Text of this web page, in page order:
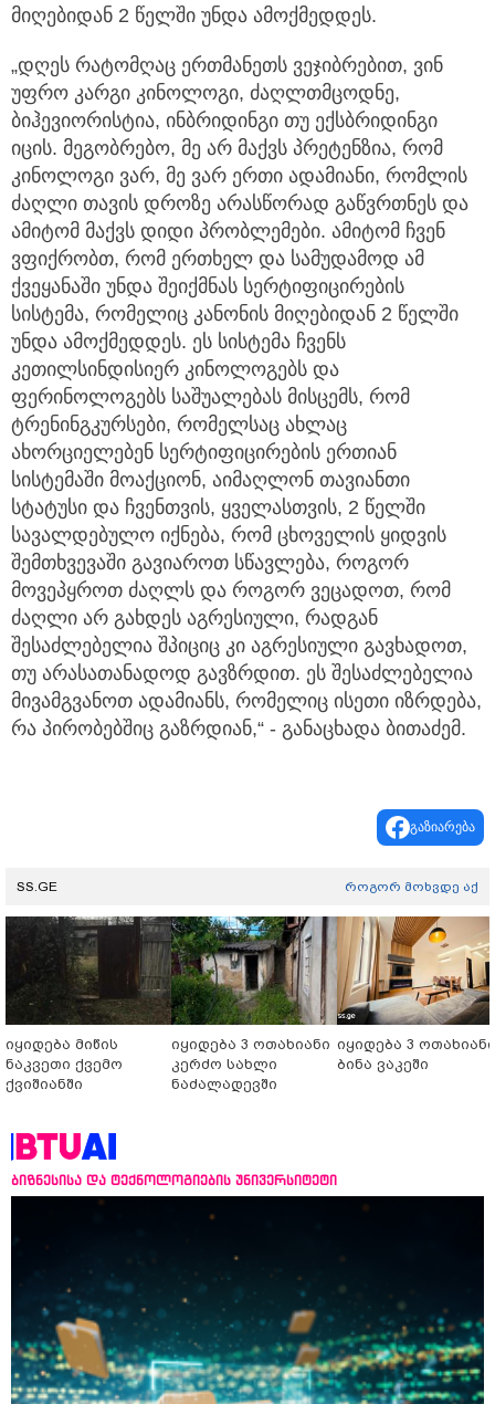
მიღებიდან 2 წელში უნდა ამოქმედდეს.
„დღეს რატომღაც ერთმანეთს ვეჯიბრებით, ვინ
უფრო კარგი კინოლოგი, ძაღლთმცოდნე,
ბიჰევიორისტია, ინბრიდინგი თუ ექსბრიდინგი
იცის. მეგობრებო, მე არ მაქვს პრეტენზია, რომ
კინოლოგი ვარ, მე ვარ ერთი ადამიანი, რომლის
ძაღლი თავის დროზე არასწორად გაწვრთნეს და
ამიტომ მაქვს დიდი პრობლემები. ამიტომ ჩვენ
ვფიქრობთ, რომ ერთხელ და სამუდამოდ ამ
ქვეყანაში უნდა შეიქმნას სერტიფიცირების
სისტემა, რომელიც კანონის მიღებიდან 2 წელში
უნდა ამოქმედდეს. ეს სისტემა ჩვენს
კეთილსინდისიერ კინოლოგებს და
ფერინოლოგებს საშუალებას მისცემს, რომ
ტრენინგკურსები, რომელსაც ახლაც
ახორციელებენ სერტიფიცირების ერთიან
სისტემაში მოაქციონ, აიმაღლონ თავიანთი
სტატუსი და ჩვენთვის, ყველასთვის, 2 წელში
სავალდებულო იქნება, რომ ცხოველის ყიდვის
შემთხვევაში გავიაროთ სწავლება, როგორ
მოვეპყროთ ძაღლს და როგორ ვეცადოთ, რომ
ძაღლი არ გახდეს აგრესიული, რადგან
შესაძლებელია შპიციც კი აგრესიული გავხადოთ,
თუ არასათანადოდ გავზრდით. ეს შესაძლებელია
მივამგვანოთ ადამიანს, რომელიც ისეთი იზრდება,
რა პირობებშიც გაზრდიან,“ - განაცხადა ბითაძემ.
გაზიარება
SS.GE როგორ მოხვდე აქ
იყიდება მიწის
ნაკვეთი ქვემო
ქვიშიანში
იყიდება 3 ოთახიანი
კერძო სახლი
ნაძალადევში
იყიდება 3 ოთახიანი
ბინა ვაკეში
ბიზნესისა და ტექნოლოგიების უნივერსიტეტი